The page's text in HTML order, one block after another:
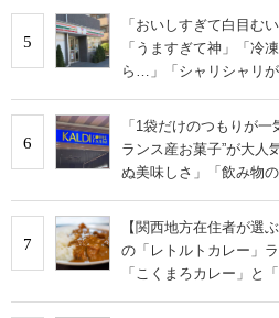
5
「おいしすぎて白目む
「うますぎて神」「冷
ら…」「シャリシャリ
6
「1袋だけのつもりが
ランス産お菓子”が大
ぬ美味しさ」「飲み物
7
【関西地方在住者が選
の「レトルトカレー」
「こくまろカレー」と